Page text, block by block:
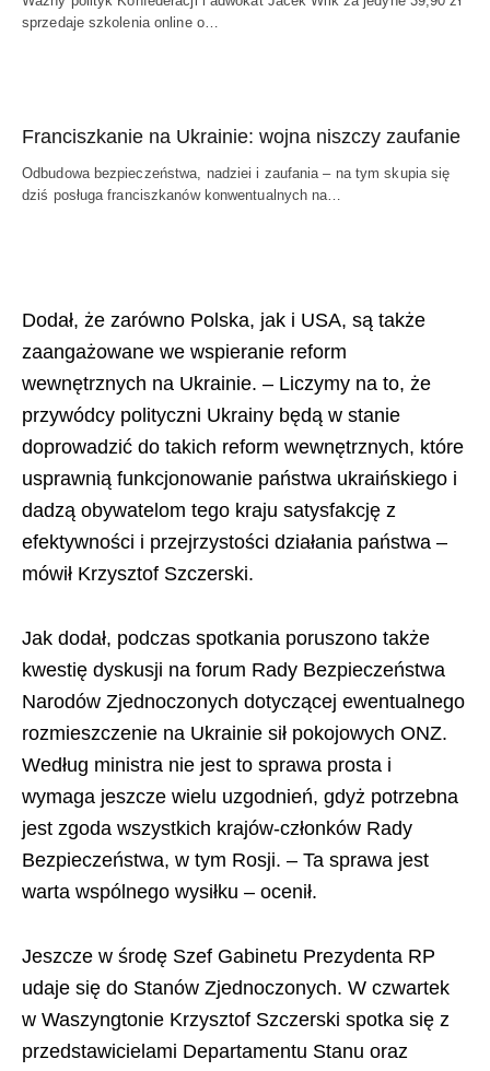
sprzedaje szkolenia online o…
Franciszkanie na Ukrainie: wojna niszczy zaufanie
Odbudowa bezpieczeństwa, nadziei i zaufania – na tym skupia się
dziś posługa franciszkanów konwentualnych na…
Dodał, że zarówno Polska, jak i USA, są także
zaangażowane we wspieranie reform
wewnętrznych na Ukrainie. – Liczymy na to, że
przywódcy polityczni Ukrainy będą w stanie
doprowadzić do takich reform wewnętrznych, które
usprawnią funkcjonowanie państwa ukraińskiego i
dadzą obywatelom tego kraju satysfakcję z
efektywności i przejrzystości działania państwa –
mówił Krzysztof Szczerski.
Jak dodał, podczas spotkania poruszono także
kwestię dyskusji na forum Rady Bezpieczeństwa
Narodów Zjednoczonych dotyczącej ewentualnego
rozmieszczenie na Ukrainie sił pokojowych ONZ.
Według ministra nie jest to sprawa prosta i
wymaga jeszcze wielu uzgodnień, gdyż potrzebna
jest zgoda wszystkich krajów-członków Rady
Bezpieczeństwa, w tym Rosji. – Ta sprawa jest
warta wspólnego wysiłku – ocenił.
Jeszcze w środę Szef Gabinetu Prezydenta RP
udaje się do Stanów Zjednoczonych. W czwartek
w Waszyngtonie Krzysztof Szczerski spotka się z
przedstawicielami Departamentu Stanu oraz